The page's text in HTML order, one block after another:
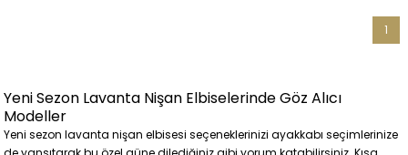
1
Yeni Sezon Lavanta Nişan Elbiselerinde Göz Alıcı
Modeller
Yeni sezon lavanta nişan elbisesi seçeneklerinizi ayakkabı seçimlerinize